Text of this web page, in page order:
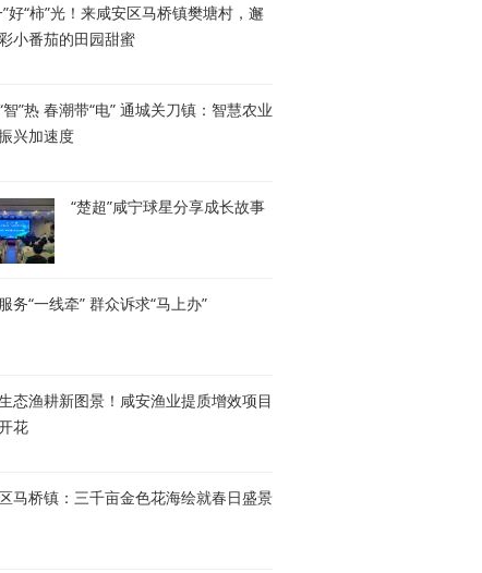
”好“柿”光！来咸安区马桥镇樊塘村，邂
小番茄的田园甜蜜
智”热 春潮带“电” 通城关刀镇：智慧农业
兴加速度
“楚超”咸宁球星分享成长故事
务“一线牵” 群众诉求“马上办”
态渔耕新图景！咸安渔业提质增效项目
花
马桥镇：三千亩金色花海绘就春日盛景